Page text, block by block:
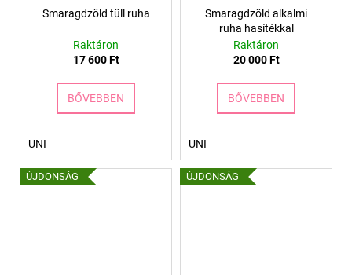
Smaragdzöld tüll ruha
Raktáron
17 600 Ft
BŐVEBBEN
UNI
Smaragdzöld alkalmi
ruha hasítékkal
Raktáron
20 000 Ft
BŐVEBBEN
UNI
ÚJDONSÁG ÚJDONSÁG